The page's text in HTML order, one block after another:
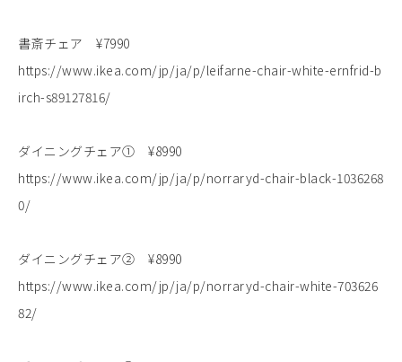
書斎チェア ¥7990
https://www.ikea.com/jp/ja/p/leifarne-chair-white-ernfrid-b
irch-s89127816/
ダイニングチェア① ¥8990
https://www.ikea.com/jp/ja/p/norraryd-chair-black-1036268
0/
ダイニングチェア② ¥8990
https://www.ikea.com/jp/ja/p/norraryd-chair-white-703626
82/